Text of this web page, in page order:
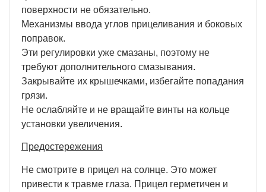
поверхности не обязательно.
Механизмы ввода углов прицеливания и боковых
поправок.
Эти регулировки уже смазаны, поэтому не
требуют дополнительного смазывания.
Закрывайте их крышечками, избегайте попадания
грязи.
Не ослабляйте и не вращайте винты на кольце
установки увеличения.
Предостережения
Не смотрите в прицел на солнце. Это может
привести к травме глаза. Прицел герметичен и